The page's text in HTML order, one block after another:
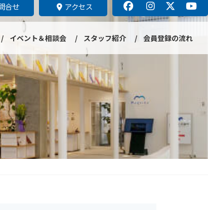
合せ アクセス
イベント＆相談会 スタッフ紹介 会員登録の流れ